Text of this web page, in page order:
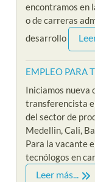
encontramos en
o de carreras
desarrollo
EMPLEO PARA
Iniciamos nueva
transferencista
del sector de
Medellin, Cali,
Para la vacante
tecnólogos en
Leer más...